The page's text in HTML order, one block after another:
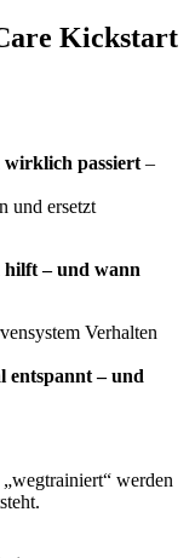
Kickstart
wirklich passiert –
und ersetzt
hilft – und wann
Verhalten
entspannt – und
werden